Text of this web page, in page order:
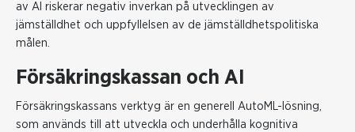
av AI riskerar negativ inverkan på utvecklingen av
jämställdhet och uppfyllelsen av de jämställdhetspolitiska
målen.
Försäkringskassan och AI
Försäkringskassans verktyg är en generell AutoML-lösning,
som används till att utveckla och underhålla kognitiva